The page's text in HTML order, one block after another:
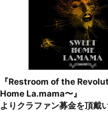
『Restroom of the
Home La.mama〜』
よりクラファン募金を頂戴